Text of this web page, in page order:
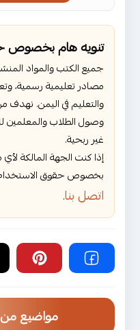
تنويه هام بخصوص
جميع الكتب والمواد
مصادر تعليمية رسمية،
والتعليم في اليمن. نهدف
وصول الطلاب والمعلمين
غير ربحية.
إذا كنت الجهة المالكة
بخصوص حقوق
اتصل بنا.
مواضيع